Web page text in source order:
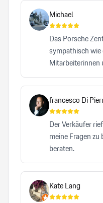
Michael
Das Porsche
sympathisch wie
Mitarbeiterinnen
Zentrums Bern
Beitrag dazu,
auf höchstem
anderes
hat mich mit
Professionalität
francesco Di
Der Verkäufer
meine Fragen
beraten.
Kate Lang